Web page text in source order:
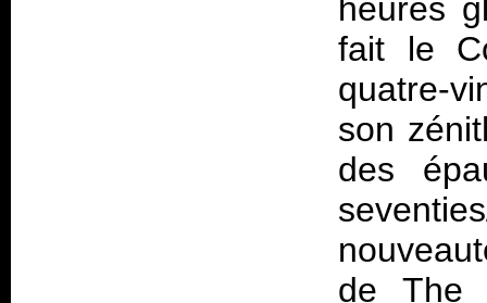
heures
fait le
quatre-
son
des
de The